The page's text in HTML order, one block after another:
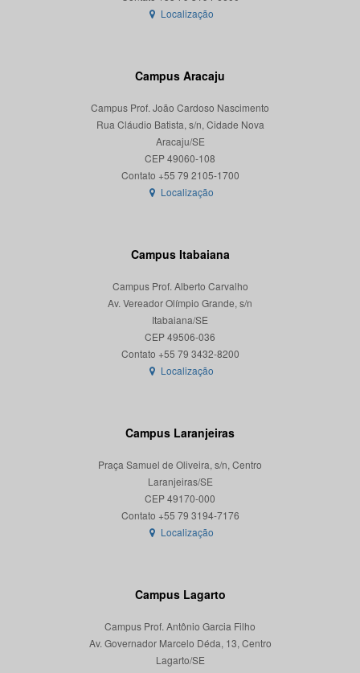
Localização
Campus Aracaju
Campus Prof. João Cardoso Nascimento
Rua Cláudio Batista, s/n, Cidade Nova
Aracaju/SE
CEP 49060-108
Localização
Campus Itabaiana
Campus Prof. Alberto Carvalho
Av. Vereador Olímpio Grande, s/n
Itabaiana/SE
CEP 49506-036
Localização
Campus Laranjeiras
Praça Samuel de Oliveira, s/n, Centro
Laranjeiras/SE
CEP 49170-000
Localização
Campus Lagarto
Campus Prof. Antônio Garcia Filho
Av. Governador Marcelo Déda, 13, Centro
Lagarto/SE